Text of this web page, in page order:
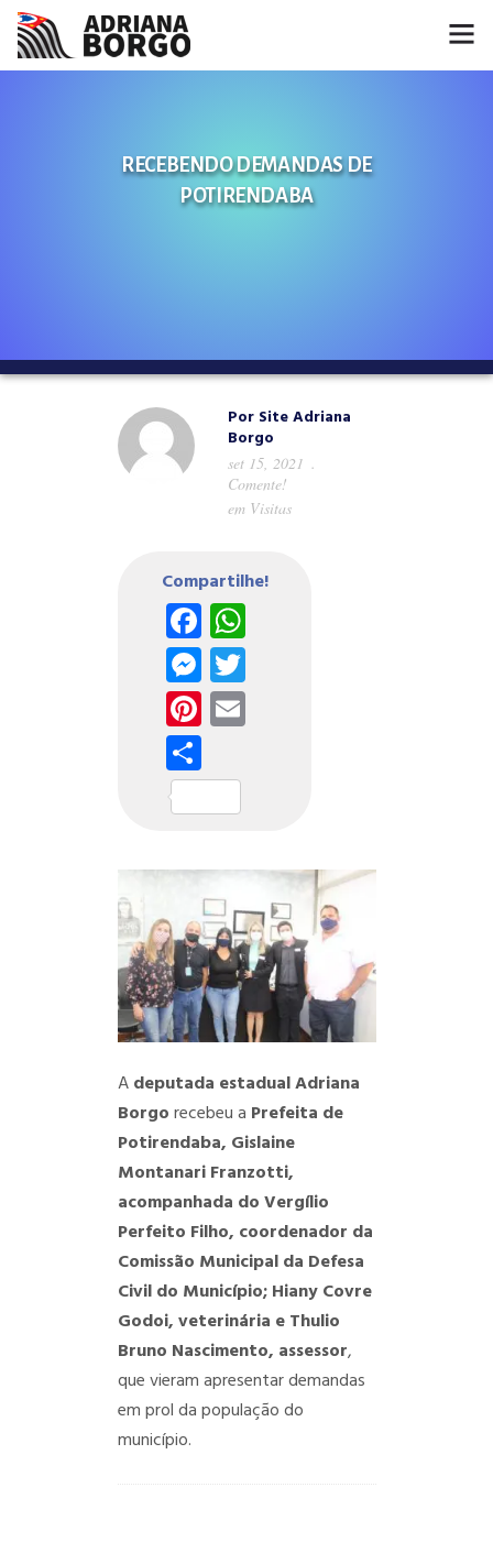
CONHEÇA A ADRIANA
RECEBENDO DEMANDAS DE
POTIRENDABA
Por Site Adriana
Borgo
set 15, 2021
Comente!
em Visitas
Compartilhe!
Facebook
WhatsApp
Messenger
Twitter
Pinterest
Email
Share
Adeputada estadual Adriana
Borgorecebeu a Prefeita de
Potirendaba, Gislaine
Montanari Franzotti,
acompanhada do Vergílio
Perfeito Filho, coordenador da
Comissão Municipal da Defesa
Civil do Município; Hiany Covre
Godoi, veterinária e Thulio
Bruno Nascimento, assessor,
que vieram apresentar demandas
em prol da população do
município.